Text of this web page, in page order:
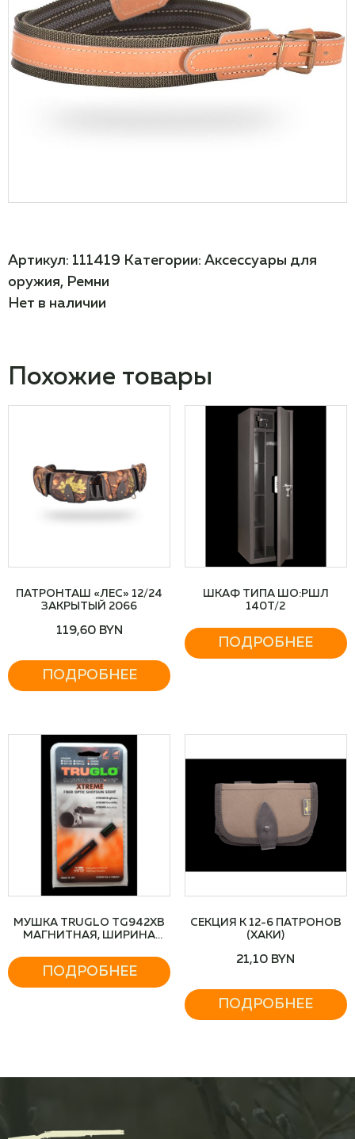
Артикул: 111419 Категории: Аксессуары для
оружия, Ремни
Нет в наличии
Похожие товары
ПАТРОНТАШ «ЛЕС» 12/24
ЗАКРЫТЫЙ 2066
119,60 BYN
ПОДРОБНЕЕ
ШКАФ ТИПА ШО:РШЛ
140Т/2
ПОДРОБНЕЕ
МУШКА TRUGLO TG942ХВ
МАГНИТНАЯ, ШИРИНА
ПОДРОБНЕЕ
СЕКЦИЯ К 12-6 ПАТРОНОВ
(ХАКИ)
21,10 BYN
ПОДРОБНЕЕ